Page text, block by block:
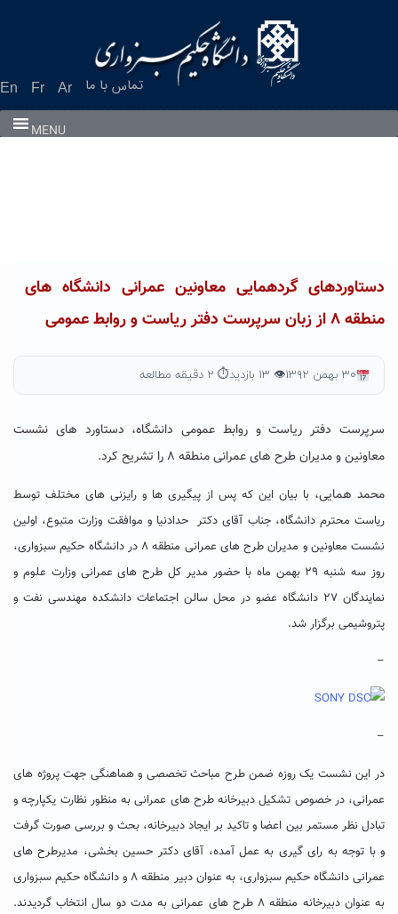
En Fr Ar تماس با ما
MENU
دستاوردهای گردهمایی معاونین عمرانی دانشگاه های
منطقه ۸ از زبان سرپرست دفتر ریاست و روابط عمومی
۳۰ بهمن ۱۳۹۲ 👁 ۱۳ بازدید ⏱ ۲ دقیقه مطالعه
سرپرست دفتر ریاست و روابط عمومی دانشگاه، دستاورد های نشست
معاونین و مدیران طرح های عمرانی منطقه ۸ را تشریح کرد.
محمد همایی، با بیان این که پس از پیگیری ها و رایزنی های مختلف توسط
ریاست محترم دانشگاه، جناب آقای دکتر حدادنیا و موافقت وزارت متبوع، اولین
نشست معاونین و مدیران طرح های عمرانی منطقه ۸ در دانشگاه حکیم سبزواری،
روز سه شنبه ۲۹ بهمن ماه با حضور مدیر کل طرح های عمرانی وزارت علوم و
نمایندگان ۲۷ دانشگاه عضو در محل سالن اجتماعات دانشکده مهندسی نفت و
پتروشیمی برگزار شد.
–
–
در این نشست یک روزه ضمن طرح مباحث تخصصی و هماهنگی جهت پروژه های
عمرانی، در خصوص تشکیل دبیرخانه طرح های عمرانی به منظور نظارت یکپارچه و
تبادل نظر مستمر بین اعضا و تاکید بر ایجاد دبیرخانه، بحث و بررسی صورت گرفت
و با توجه به رای گیری به عمل آمده، آقای دکتر حسین بخشی، مدیرطرح های
عمرانی دانشگاه حکیم سبزواری، به عنوان دبیر منطقه ۸ و دانشگاه حکیم سبزواری
به عنوان دبیرخانه منطقه ۸ طرح های عمرانی به مدت دو سال انتخاب گردیدند.